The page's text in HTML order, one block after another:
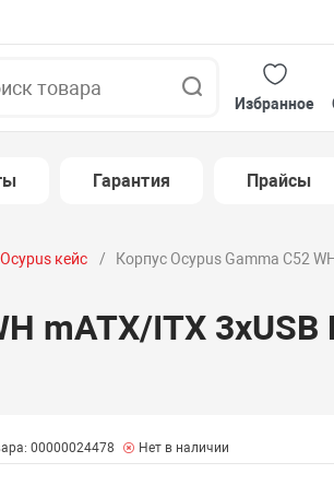
Избранное
Гарантия Прайсы
Ocypus кейс
Корпус Ocypus Gamma C52
mATX/ITX
00000024478 Нет в наличии